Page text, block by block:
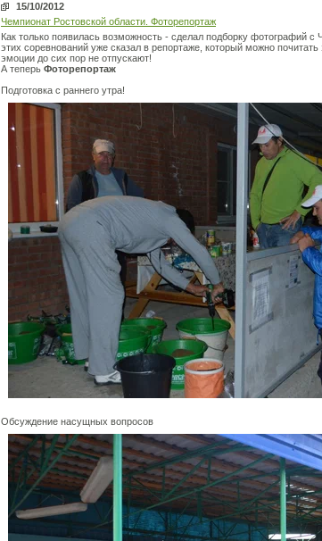
15/10/2012
Чемпионат Ростовской области. Фоторепортаж
Как только появилась возможность - сделал подборку фотографий с
этих соревнований уже сказал в репортаже, который можно почитать
эмоции до сих пор не отпускают!
А теперь Фоторепортаж
Подготовка с раннего утра!
Обсуждение насущных вопросов